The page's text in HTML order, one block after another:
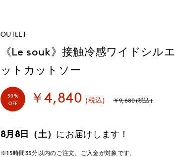
OUTLET
《Le souk》接触冷感ワイドシルエ
ットカットソー
50%
OFF
￥4,840 (税込) ￥9,680(税込)
8月8日（土） にお届けします！
※15時間35分以内のご注文、ご入金が対象です。